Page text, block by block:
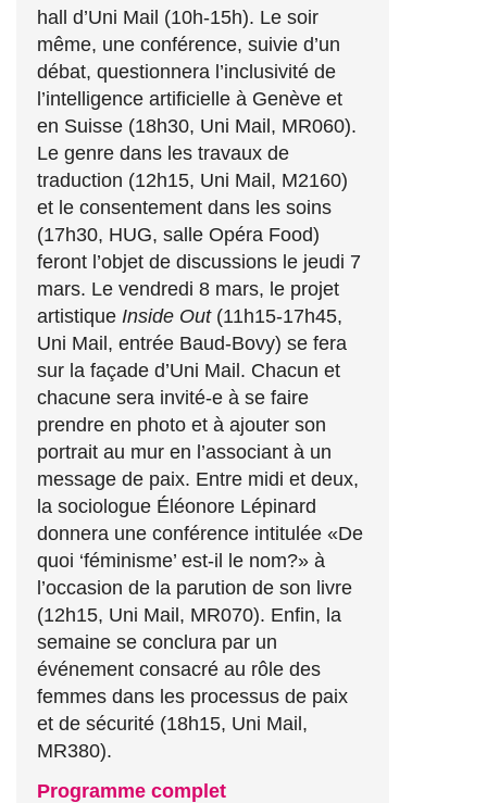
hall d’Uni Mail (10h-15h). Le soir
même, une conférence, suivie d’un
débat, questionnera l’inclusivité de
l’intelligence artificielle à Genève et
en Suisse (18h30, Uni Mail, MR060).
Le genre dans les travaux de
traduction (12h15, Uni Mail, M2160)
et le consentement dans les soins
(17h30, HUG, salle Opéra Food)
feront l’objet de discussions le jeudi 7
mars. Le vendredi 8 mars, le projet
artistique Inside Out(11h15-17h45,
Uni Mail, entrée Baud-Bovy) se fera
sur la façade d’Uni Mail. Chacun et
chacune sera invité-e à se faire
prendre en photo et à ajouter son
portrait au mur en l’associant à un
message de paix. Entre midi et deux,
la sociologue Éléonore Lépinard
donnera une conférence intitulée «De
quoi ‘féminisme’ est-il le nom?» à
l’occasion de la parution de son livre
(12h15, Uni Mail, MR070). Enfin, la
semaine se conclura par un
événement consacré au rôle des
femmes dans les processus de paix
et de sécurité (18h15, Uni Mail,
MR380).
Programme complet